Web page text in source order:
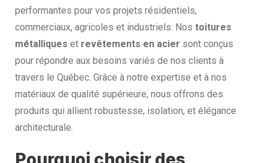
performantes pour vos projets résidentiels,
commerciaux, agricoles et industriels. Nos toitures
métalliques et revêtements en acier sont conçus
pour répondre aux besoins variés de nos clients à
travers le Québec. Grâce à notre expertise et à nos
matériaux de qualité supérieure, nous offrons des
produits qui allient robustesse, isolation, et élégance
architecturale.